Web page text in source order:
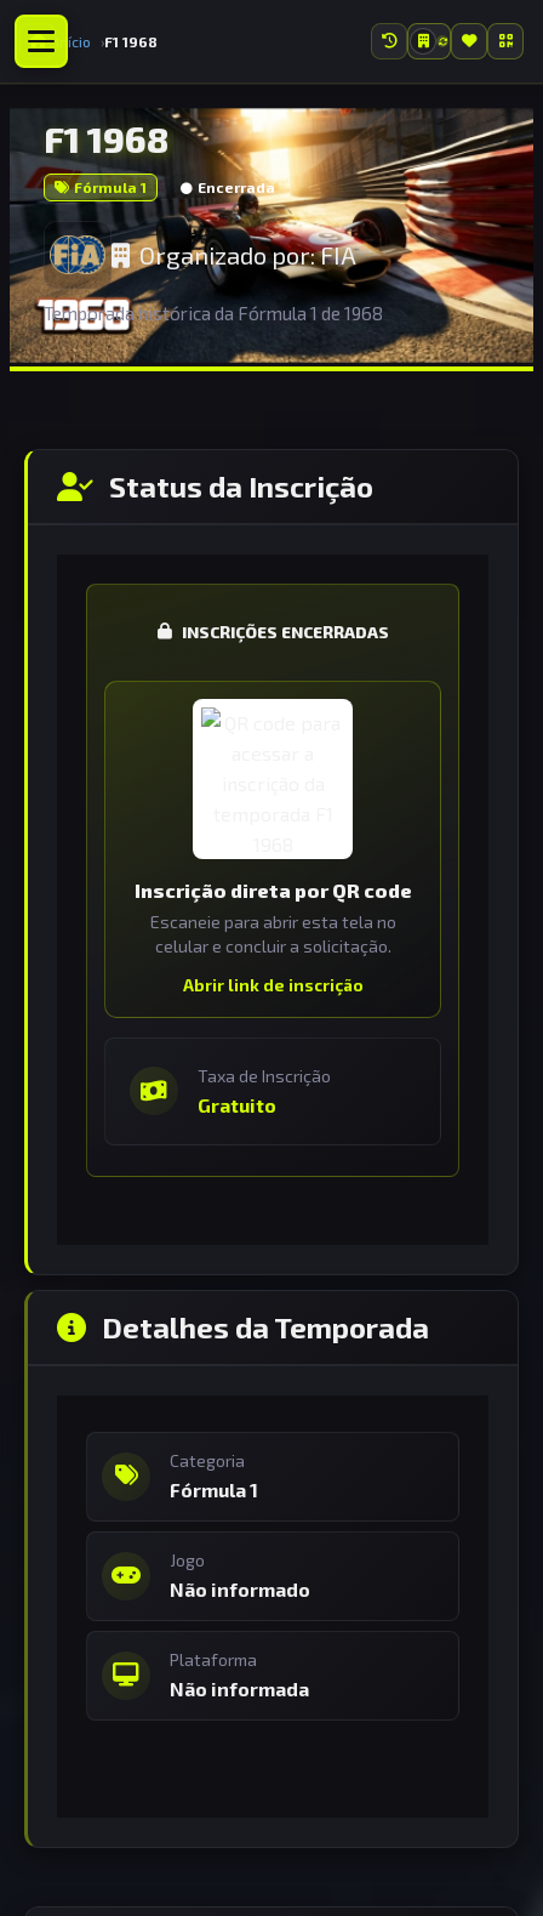
Início F1 1968
F1 1968
Fórmula 1 Encerrada
Organizado por:FIA
Temporada histórica da Fórmula 1 de 1968
Status da Inscrição
INSCRIÇÕES ENCERRADAS
Inscrição direta por QR code
Escaneie para abrir esta tela no
celular e concluir a solicitação.
Abrir link de inscrição
Taxa de Inscrição
Gratuito
Detalhes da Temporada
Categoria
Fórmula 1
Jogo
Não informado
Plataforma
Não informada